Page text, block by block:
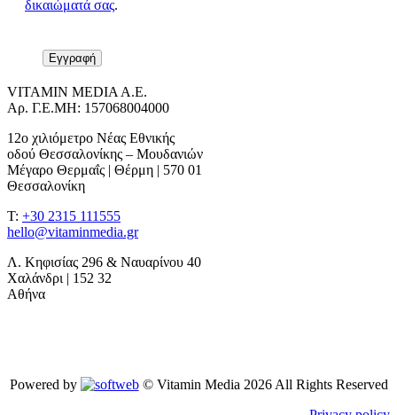
δικαιώματά σας.
VITAMIN MEDIA A.E.
Αρ. Γ.Ε.ΜΗ: 157068004000
12ο χιλιόμετρο Νέας Εθνικής
οδού Θεσσαλονίκης – Μουδανιών
Μέγαρο Θερμαΐς | Θέρμη | 570 01
Θεσσαλονίκη
T: +30 2315 111555
hello@vitaminmedia.gr
Λ. Κηφισίας 296 & Ναυαρίνου 40
Χαλάνδρι | 152 32
Αθήνα
Powered by
© Vitamin Media 2026 All Rights Reserved